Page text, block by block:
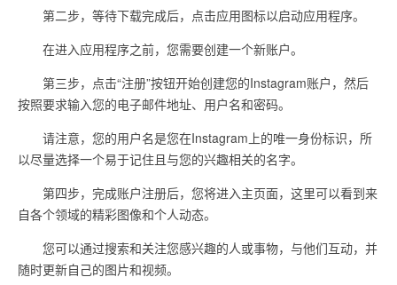
第二步，等待下载完成后，点击应用图标以启动应用程序。
在进入应用程序之前，您需要创建一个新账户。
第三步，点击“注册”按钮开始创建您的Instagram账户，然后
按照要求输入您的电子邮件地址、用户名和密码。
请注意，您的用户名是您在Instagram上的唯一身份标识，所
以尽量选择一个易于记住且与您的兴趣相关的名字。
第四步，完成账户注册后，您将进入主页面，这里可以看到来
自各个领域的精彩图像和个人动态。
您可以通过搜索和关注您感兴趣的人或事物，与他们互动，并
随时更新自己的图片和视频。